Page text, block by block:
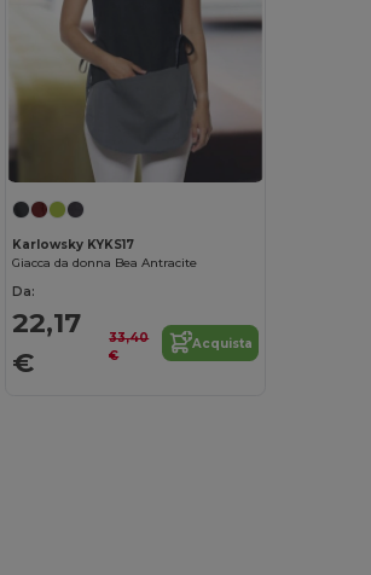
Karlowsky KYKS17
Giacca da donna Bea Antracite
Da:
22,17
€
33,40
€
Acquista